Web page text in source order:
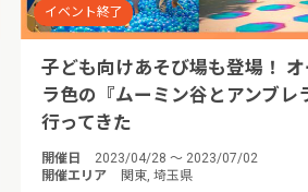
イベント終了
子ども向けあそび場も登場！ オ
ラ色の『ムーミン谷とアンブレ
行ってきた
開催日
2023/04/28 ～ 2023/07/02
開催エリア
関東, 埼玉県